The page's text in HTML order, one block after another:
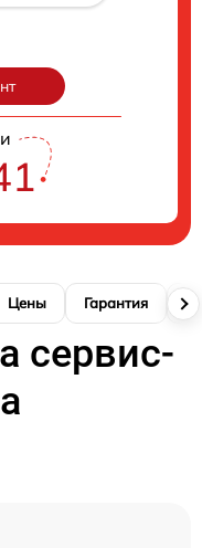
Цены Гарантия
сервис-